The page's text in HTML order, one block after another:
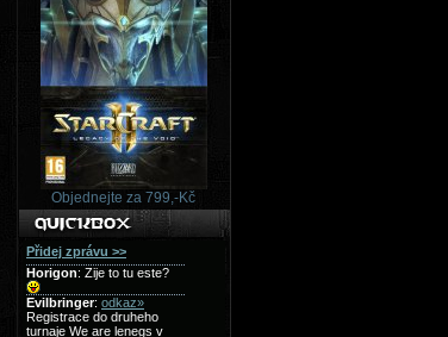
Objednejte za 799,-Kč